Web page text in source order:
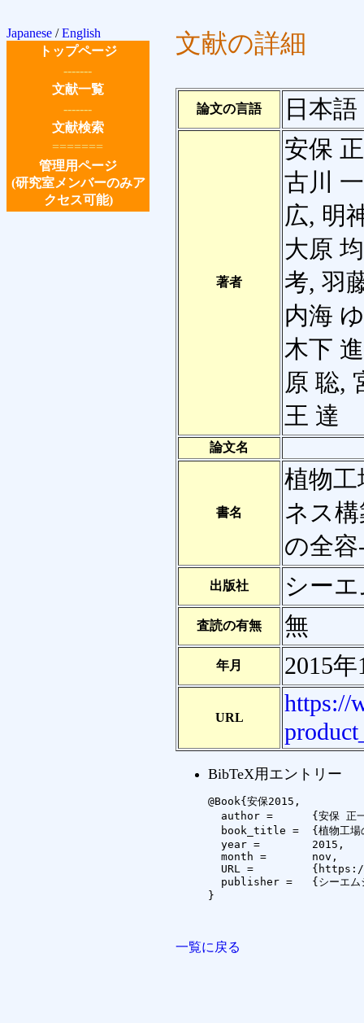
Japanese /English
トップページ
-------
文献一覧
-------
文献検索
=======
管理用ページ
(研究室メンバーのみア
クセス可能)
文献の詳細
論文の言語 日本語
著者
安保
古川
広, 明
大原
考, 羽
内海
木下
原 聡,
王 達
論文名
書名
植物
ネス
の全容
出版社 シー
査読の有無 無
年月 2015
URL
https://
BibTeX用エントリー
@Book{安保2015,
  author =	{安保 正一 and 福田 弘和 and 和田 光生 and 西浦 芳史 and 古川 一 and 小倉 東一 and 福田 直也 and 東 孝信 and 秋間 和広 and 明神 千穂 and 西野 慎一 and 亀岡 孝治 and 伊能 利郎 and 大原 均 and 中村 謙治 and 西田 良和 and 横山 良平 and 青木 考 and 羽藤 堅治 and 杉村 延広 and 岩村 幸治 and 菅野 正嗣 and 内海 ゆづ子 and 木村 一貫 and 守行 正悟 and 吉田 篤正 and 木下 進一 and 兼子まや and 奥田 邦晴 and 片岡 正教 and 岡原 聡 and 宮垣 慶子 and 丸尾 達 and 浦出 俊和 and 林 意雀 and 王 達},
  book_title =	{植物工場の生産性向上,コスト削減技術とビジネス構築-今,注目されている植物工場とは,その全容-},
  year =	2015,
  month =	nov,
  URL =		{https://www.cmcbooks.co.jp/products/detail.php?product_id=7607},
  publisher =	{シーエムシー出版}
}
一覧に戻る